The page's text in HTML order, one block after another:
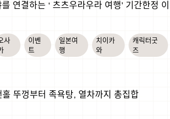
연결하는 ‘ 츠츠우라우라 여행’ 기간한정
사
이벤
트
일본여
행
치이카
와
캐릭터굿
즈
뚜껑부터 족욕탕, 열차까지 총집합